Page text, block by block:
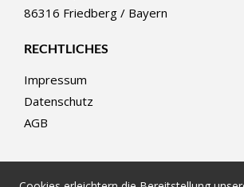
86316 Friedberg / Bayern
RECHTLICHES
Impressum
Datenschutz
AGB